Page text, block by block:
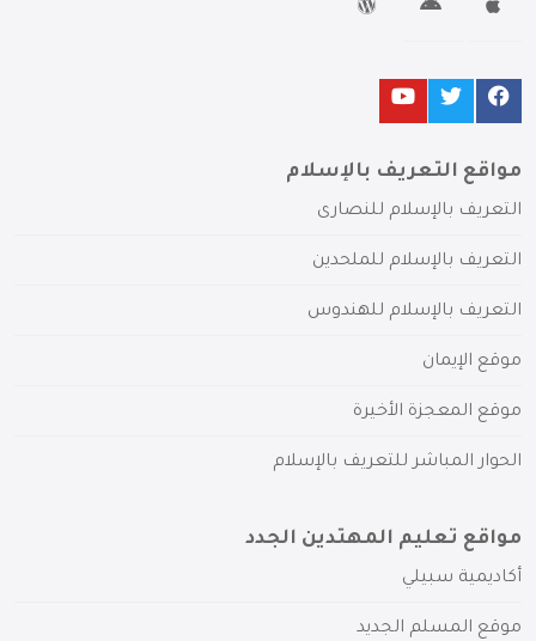
مواقع التعريف بالإسلام
التعريف بالإسلام للنصارى
التعريف بالإسلام للملحدين
التعريف بالإسلام للهندوس
موقع الإيمان
موقع المعجزة الأخيرة
الحوار المباشر للتعريف بالإسلام
مواقع تعليم المهتدين الجدد
أكاديمية سبيلي
موقع المسلم الجديد